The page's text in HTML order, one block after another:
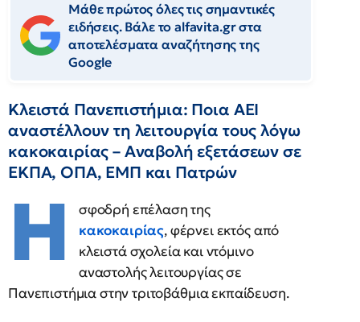
Μάθε πρώτος όλες τις σημαντικές
ειδήσεις. Βάλε το alfavita.gr στα
αποτελέσματα αναζήτησης της
Google
Κλειστά Πανεπιστήμια: Ποια ΑΕΙ
αναστέλλουν τη λειτουργία τους λόγω
κακοκαιρίας – Αναβολή εξετάσεων σε
ΕΚΠΑ, ΟΠΑ, ΕΜΠ και Πατρών
Η
σφοδρή επέλαση της
κακοκαιρίας, φέρνει εκτός από
κλειστά σχολεία και ντόμινο
αναστολής λειτουργίας σε
Πανεπιστήμια στην τριτοβάθμια εκπαίδευση.